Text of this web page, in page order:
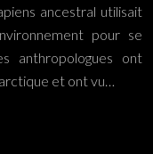
ancestral utilisait
pour se
anthropologues ont
et ont vu…